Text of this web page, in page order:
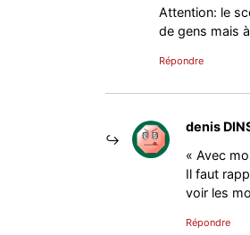
Attention: le
de gens mais
Répondre
denis
« Avec
Il faut
voir les
Répondre